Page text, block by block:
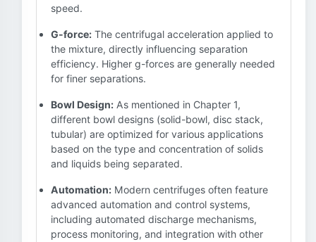
speed.
G-force: The centrifugal acceleration applied to
the mixture, directly influencing separation
efficiency. Higher g-forces are generally needed
for finer separations.
Bowl Design: As mentioned in Chapter 1,
different bowl designs (solid-bowl, disc stack,
tubular) are optimized for various applications
based on the type and concentration of solids
and liquids being separated.
Automation: Modern centrifuges often feature
advanced automation and control systems,
including automated discharge mechanisms,
process monitoring, and integration with other